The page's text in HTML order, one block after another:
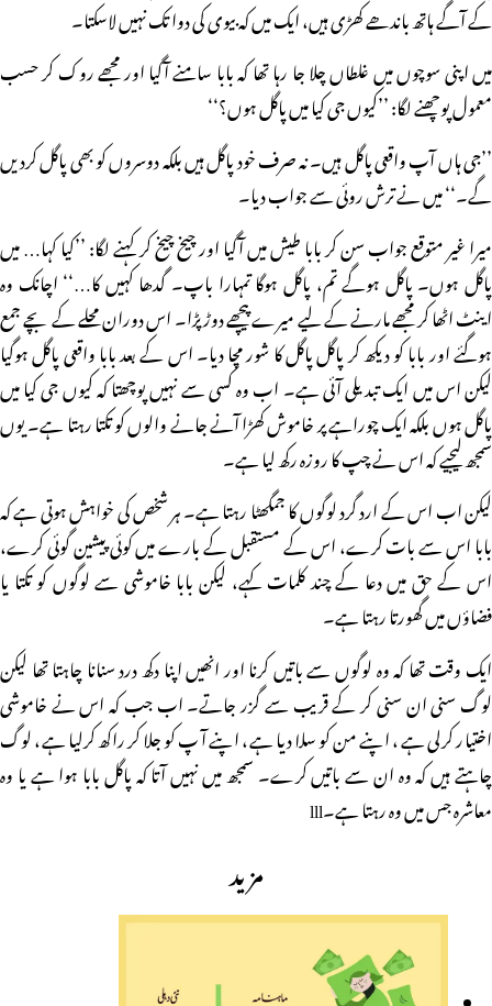
کے آگے ہاتھ باندھے کھڑی ہیں، ایک میں کہ بیوی کی دوا تک نہیں لاسکتا۔
میں اپنی سوچوں میں غلطاں چلا جا رہا تھا کہ بابا سامنے آگیا اور مجھے روک کر حسب
معمول پوچھنے لگا: ’’کیوں جی کیا میں پاگل ہوں؟‘‘
’’جی ہاں آپ واقعی پاگل ہیں۔ نہ صرف خود پاگل ہیں بلکہ دوسروں کو بھی پاگل کردیں
گے۔‘‘ میں نے ترش روئی سے جواب دیا۔
میرا غیر متوقع جواب سن کر بابا طیش میں آگیا اور چیخ چیخ کر کہنے لگا: ’’کیا کہا… میں
پاگل ہوں۔ پاگل ہوگے تم، پاگل ہوگا تمہارا باپ۔ گدھا کہیں کا…‘‘ اچانک وہ
اینٹ اٹھا کر مجھے مارنے کے لیے میرے پیچھے دوڑ پڑا۔ اس دوران محلے کے بچے جمع
ہوگئے اور بابا کو دیکھ کر پاگل پاگل کا شور مچا دیا۔ اس کے بعد بابا واقعی پاگل ہوگیا
لیکن اس میں ایک تبدیلی آئی ہے۔ اب وہ کسی سے نہیں پوچھتا کہ کیوں جی کیا میں
پاگل ہوں بلکہ ایک چوراہے پر خاموش کھڑا آنے جانے والوں کو تکتا رہتا ہے۔ یوں
سمجھ لیجیے کہ اس نے چپ کا روزہ رکھ لیا ہے۔
لیکن اب اس کے ارد گرد لوگوں کا جمگھٹا رہتا ہے۔ ہر شخص کی خواہش ہوتی ہے کہ
بابا اس سے بات کرے، اس کے مستقبل کے بارے میں کوئی پیشین گوئی کرے،
اس کے حق میں دعا کے چند کلمات کہے، لیکن بابا خاموشی سے لوگوں کو تکتا یا
فضاؤں میں گھورتا رہتا ہے۔
ایک وقت تھا کہ وہ لوگوں سے باتیں کرنا اور انھیں اپنا دکھ درد سنانا چاہتا تھا لیکن
لوگ سنی ان سنی کر کے قریب سے گزر جاتے۔ اب جب کہ اس نے خاموشی
اختیار کرلی ہے، اپنے من کو سلا دیا ہے، اپنے آپ کو جلا کر راکھ کرلیا ہے، لوگ
چاہتے ہیں کہ وہ ان سے باتیں کرے۔ سمجھ میں نہیں آتا کہ پاگل بابا ہوا ہے یا وہ
معاشرہ جس میں وہ رہتا ہے۔lll
مزید